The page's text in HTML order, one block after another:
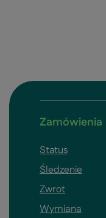
Zamówienia
Status
Śledzenie
Zwrot
Wymiana